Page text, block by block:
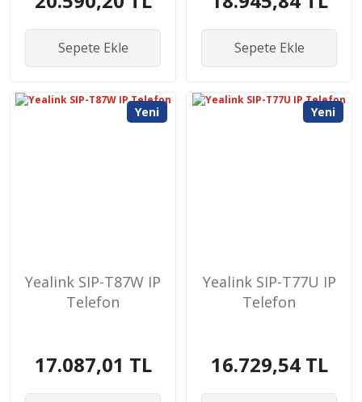
Sepete Ekle Sepete Ekle
Yeni
Yealink SIP-T87W IP
Telefon
17.087,01 TL
Yeni
Yealink SIP-T77U IP
Telefon
16.729,54 TL